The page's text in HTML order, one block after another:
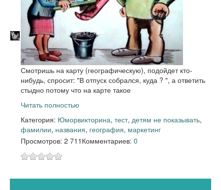
Смотришь на карту (географическую), подойдет кто-
нибудь, спросит: "В отпуск собрался, куда ? ", а ответить
стыдно потому что на карте такое
Читать полностью
Категория: Юморвикторина, тест, детям не показывать,
фамилии, названия, география, маркетинг
Просмотров: 2 711 Комментариев: 0